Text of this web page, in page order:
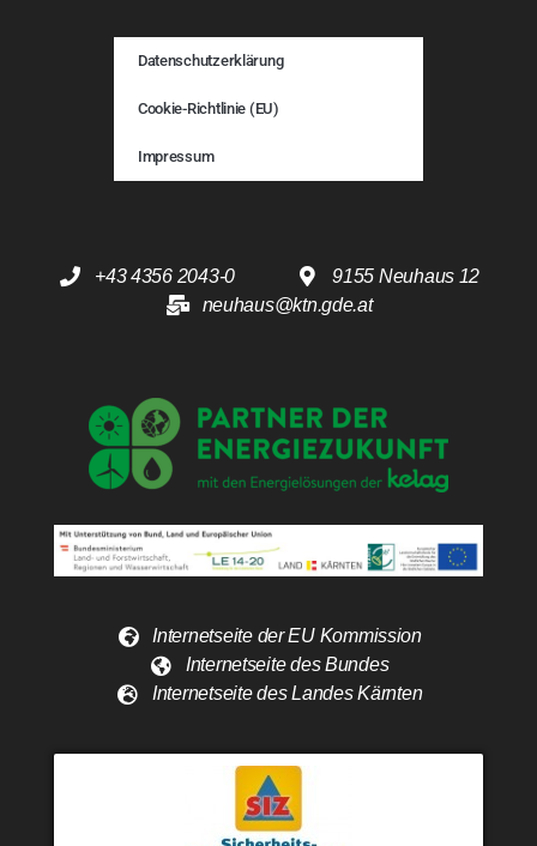
Datenschutzerklärung
Cookie-Richtlinie (EU)
Impressum
+43 4356 2043-0
9155 Neuhaus 12
neuhaus@ktn.gde.at
Internetseite der EU Kommission
Internetseite des Bundes
Internetseite des Landes Kärnten